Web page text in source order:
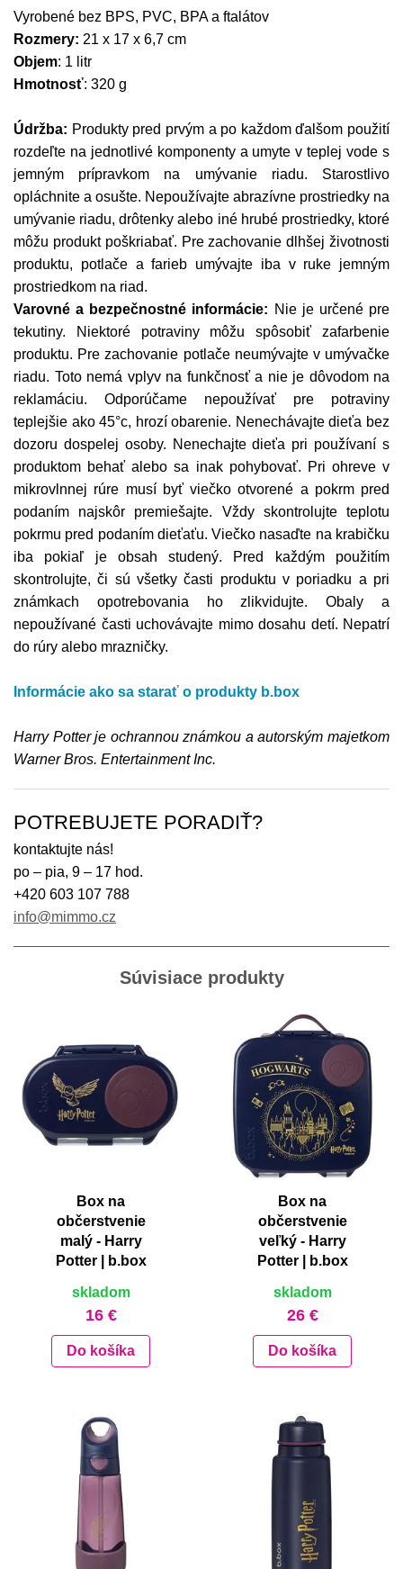
Vyrobené bez BPS, PVC, BPA a ftalátov
Rozmery: 21 x 17 x 6,7 cm
Objem: 1 litr
Hmotnosť: 320 g
Údržba: Produkty pred prvým a po každom ďalšom použití
rozdeľte na jednotlivé komponenty a umyte v teplej vode s
jemným prípravkom na umývanie riadu. Starostlivo
opláchnite a osušte. Nepoužívajte abrazívne prostriedky na
umývanie riadu, drôtenky alebo iné hrubé prostriedky, ktoré
môžu produkt poškriabať. Pre zachovanie dlhšej životnosti
produktu, potlače a farieb umývajte iba v ruke jemným
prostriedkom na riad.
Varovné a bezpečnostné informácie: Nie je určené pre
tekutiny. Niektoré potraviny môžu spôsobiť zafarbenie
produktu. Pre zachovanie potlače neumývajte v umývačke
riadu. Toto nemá vplyv na funkčnosť a nie je dôvodom na
reklamáciu. Odporúčame nepoužívať pre potraviny
teplejšie ako 45°c, hrozí obarenie. Nenechávajte dieťa bez
dozoru dospelej osoby. Nenechajte dieťa pri používaní s
produktom behať alebo sa inak pohybovať. Pri ohreve v
mikrovlnnej rúre musí byť viečko otvorené a pokrm pred
podaním najskôr premiešajte. Vždy skontrolujte teplotu
pokrmu pred podaním dieťaťu. Viečko nasaďte na krabičku
iba pokiaľ je obsah studený. Pred každým použitím
skontrolujte, či sú všetky časti produktu v poriadku a pri
známkach opotrebovania ho zlikvidujte. Obaly a
nepoužívané časti uchovávajte mimo dosahu detí. Nepatrí
do rúry alebo mrazničky.
Informácie ako sa starať o produkty b.box
Harry Potter je ochrannou známkou a autorským majetkom
Warner Bros. Entertainment Inc.
POTREBUJETE PORADIŤ?
kontaktujte nás!
po – pia, 9 – 17 hod.
+420 603 107 788
info@mimmo.cz
Súvisiace produkty
Box na
občerstvenie
malý - Harry
Potter | b.box
skladom
16 €
Do košíka
Box na
občerstvenie
veľký - Harry
Potter | b.box
skladom
26 €
Do košíka